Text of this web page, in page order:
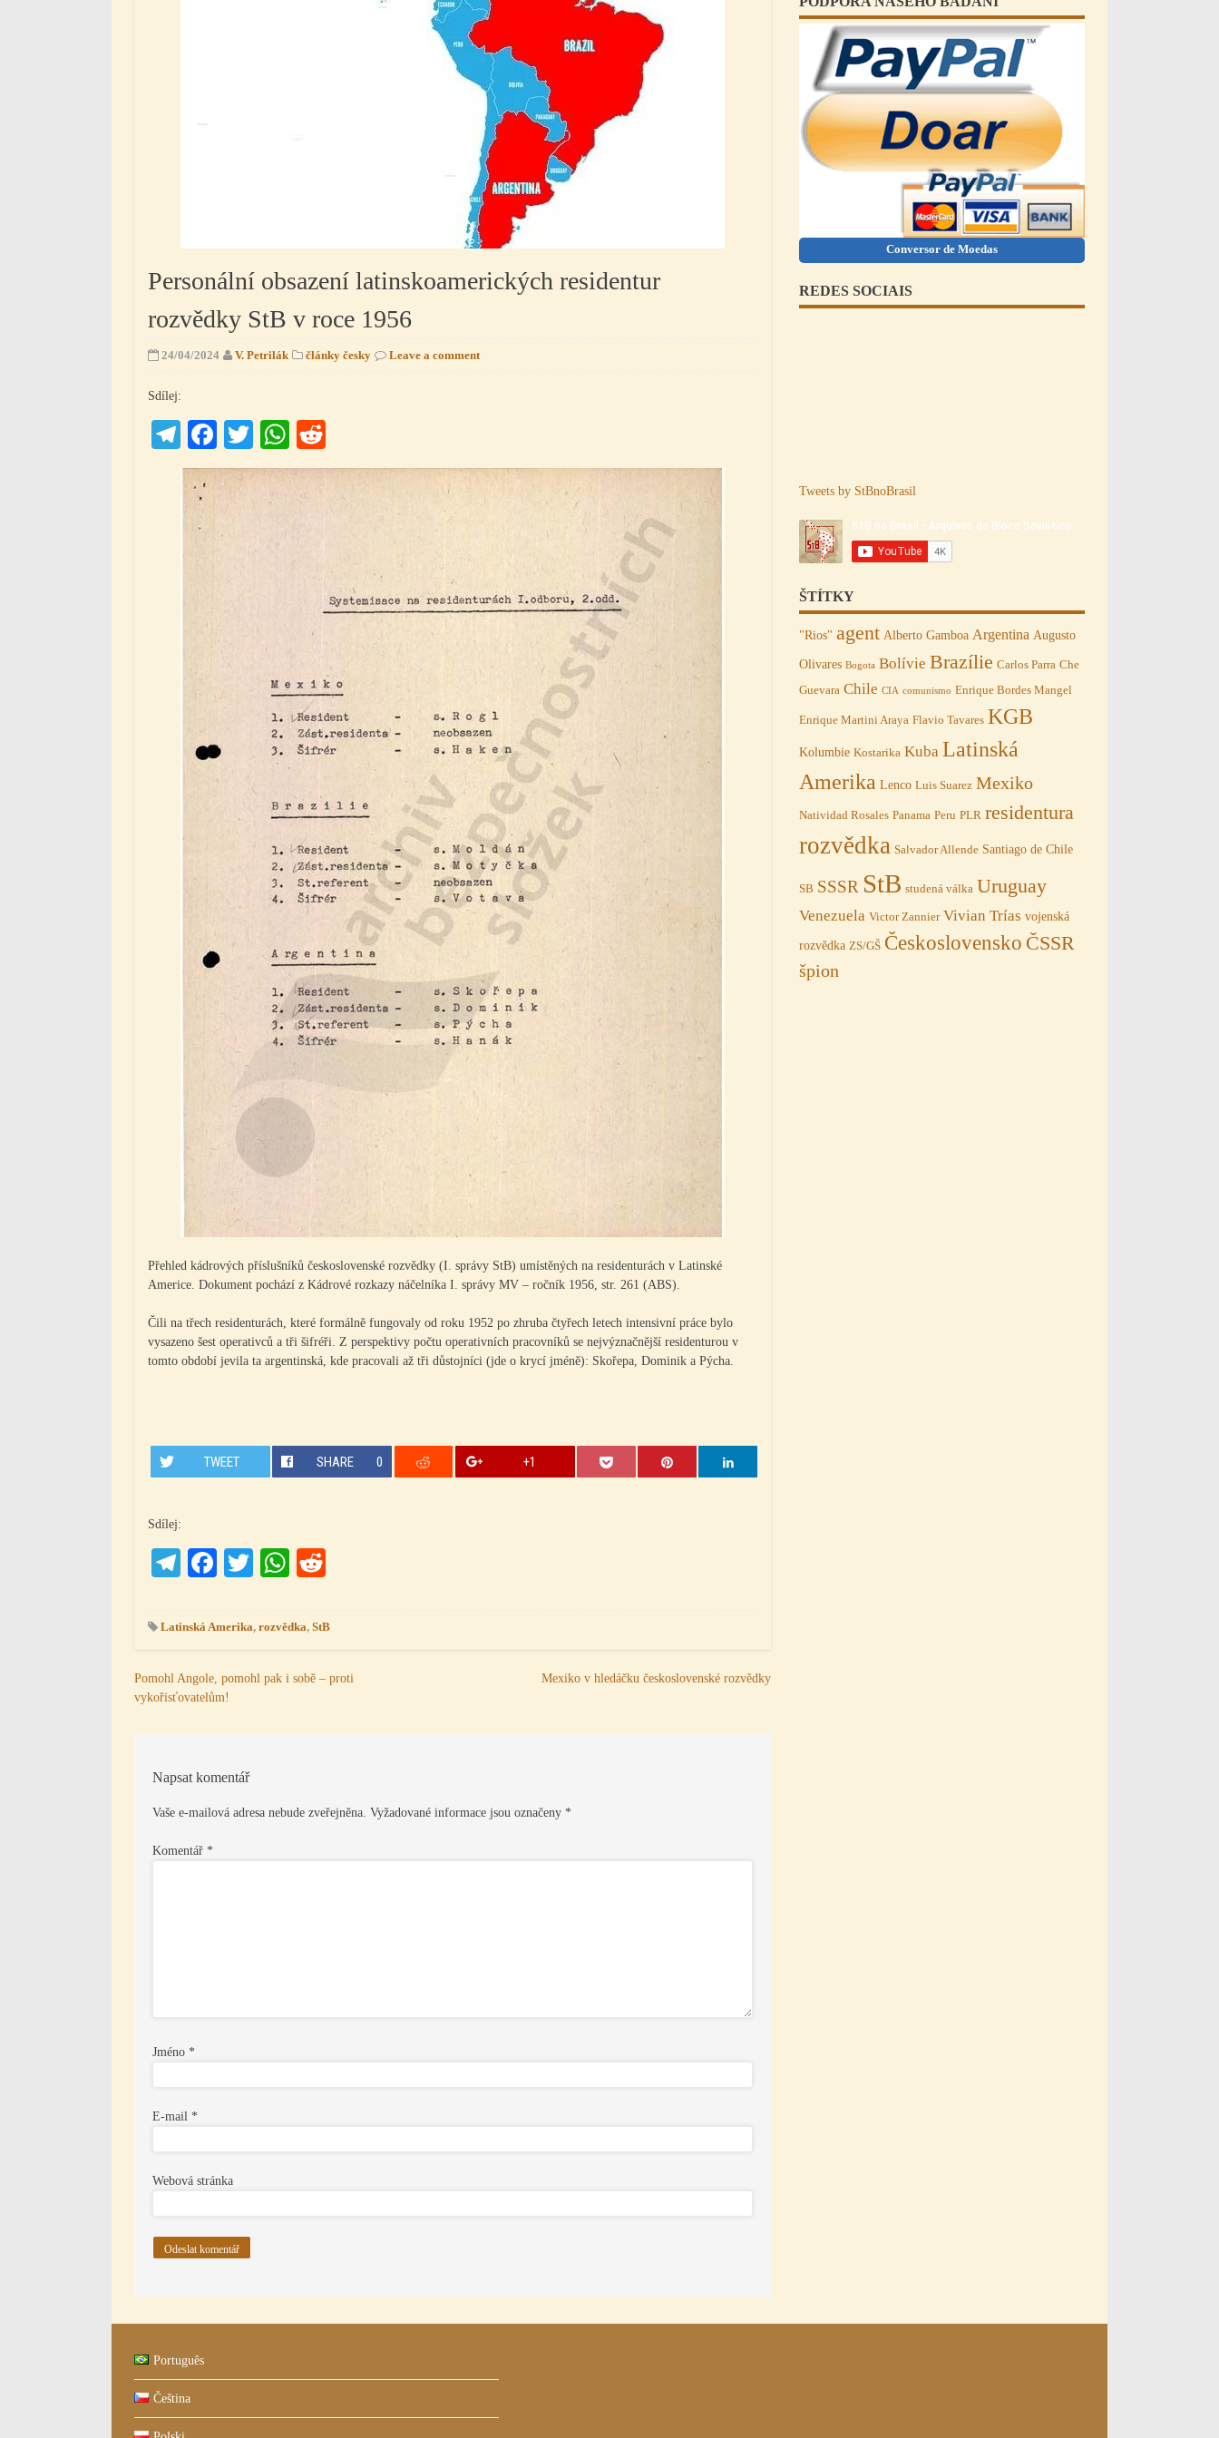
Personální obsazení latinskoamerických residentur
rozvědky StB v roce 1956
24/04/2024 V. Petrilák články česky Leave a comment
Sdílej:
Telegram
Facebook
TwitterWhatsApp
Přehled kádrových příslušníků československé rozvědky (I. správy StB) umístěných na residenturách v Latinské
Americe. Dokument pochází z Kádrové rozkazy náčelníka I. správy MV – ročník 1956, str. 261 (ABS).
Čili na třech residenturách, které formálně fungovaly od roku 1952 po zhruba čtyřech letech intensivní práce bylo
vysazeno šest operativců a tři šifréři. Z perspektivy počtu operativních pracovníků se nejvýznačnější residenturou v
tomto období jevila ta argentinská, kde pracovali až tři důstojníci (jde o krycí jméně): Skořepa, Dominik a Pýcha.
TWEET SHARE 0 +1
Sdílej:
Telegram
Facebook
TwitterWhatsApp
Latinská Amerika,rozvědka,StB
Navigace
pro
příspěvek
Pomohl Angole, pomohl pak i sobě – proti
vykořisťovatelům!
Mexiko v hledáčku československé rozvědky
Napsat komentář
Vaše e-mailová adresa nebude zveřejněna. Vyžadované informace jsou označeny *
Komentář *
Jméno *
E-mail *
Webová stránka
Conversor de Moedas
REDES SOCIAIS
Tweets by StBnoBrasil
ŠTÍTKY
"Rios" agent Alberto Gamboa Argentina Augusto
Olivares Bogota Bolívie Brazílie Carlos Parra Che
Guevara Chile CIA comunismo Enrique Bordes Mangel
Enrique Martini Araya Flavio Tavares KGB
Kolumbie Kostarika Kuba Latinská
Amerika Lenco Luis Suarez Mexiko
Natividad Rosales Panama Peru PLR residentura
rozvědka Salvador Allende Santiago de Chile
SB SSSR StB studená válka Uruguay
Venezuela Victor Zannier Vivian Trías vojenská
rozvědka ZS/GŠ Československo ČSSR
špion
Português
Čeština